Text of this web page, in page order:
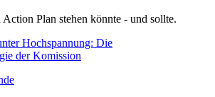
Plan stehen könnte - und sollte.
Hochspannung: Die
der Komission